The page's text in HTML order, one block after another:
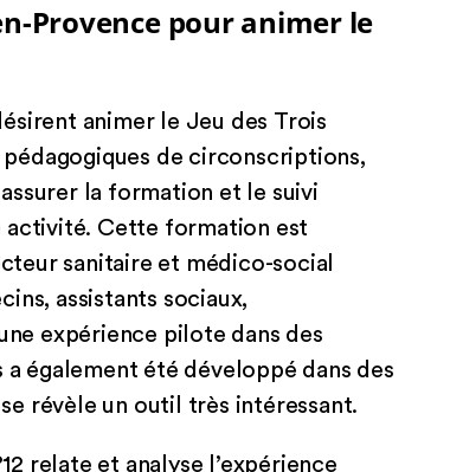
Provence pour animer le
animer le Jeu des Trois
pédagogiques de circonscriptions,
la formation et le suivi
activité. Cette formation est
sanitaire et médico-social
assistants sociaux,
expérience pilote dans des
également été développé dans des
révèle un outil très intéressant.
relate et analyse l’expérience